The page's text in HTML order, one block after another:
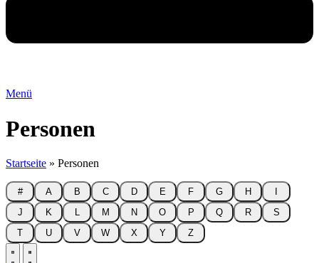
Menü
Personen
Startseite » Personen
# A B C D E F G H
J
K M N O P Q R
S
T
U V W X Y Z